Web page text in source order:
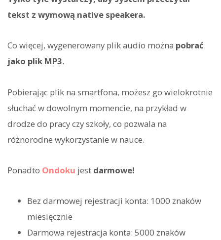
tekst z wymową native speakera.
Co więcej, wygenerowany plik audio można pobrać
jako plik MP3.
Pobierając plik na smartfona, możesz go wielokrotnie
słuchać w dowolnym momencie, na przykład w
drodze do pracy czy szkoły, co pozwala na
różnorodne wykorzystanie w nauce.
Ponadto Ondoku jest darmowe!
Bez darmowej rejestracji konta: 1000 znaków
miesięcznie
Darmowa rejestracja konta: 5000 znaków